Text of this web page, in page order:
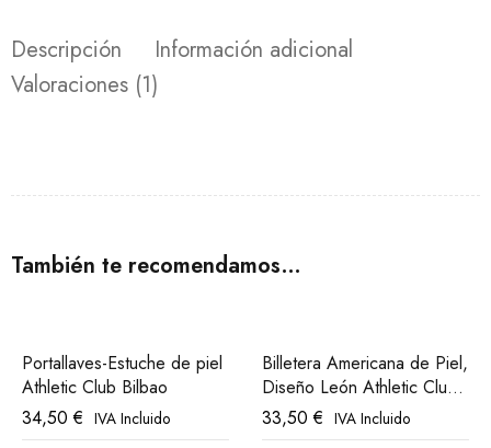
Descripción
Información adicional
Valoraciones (1)
También te recomendamos…
Portallaves-Estuche de piel
Athletic Club Bilbao
34,50€ IVA Incluido
Billetera Americana de Piel,
Diseño León Athletic Club
Bilbao
33,50€ IVA Incluido